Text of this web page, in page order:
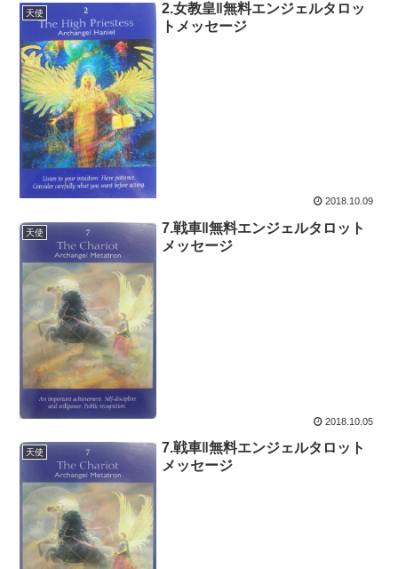
天使
2.女教皇‖無料エンジェルタロッ
トメッセージ
2018.10.09
天使
7.戦車‖無料エンジェルタロット
メッセージ
2018.10.05
天使
7.戦車‖無料エンジェルタロット
メッセージ